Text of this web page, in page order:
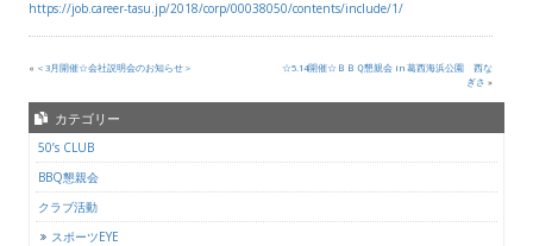
https://job.career-tasu.jp/2018/corp/00038050/contents/include/1/
« ＜3月開催☆会社説明会のお知らせ＞
☆5.14開催☆ＢＢＱ懇親会 in 葛西海浜公園 西な
ぎさ »
カテゴリー
50’s CLUB
BBQ懇親会
クラブ活動
スポーツEYE